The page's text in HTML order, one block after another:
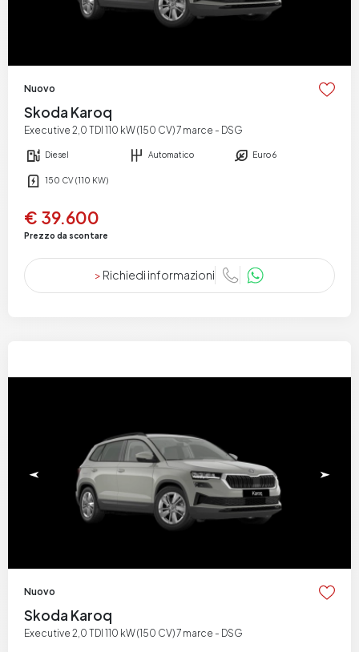
Nuovo
Skoda Karoq
Executive 2,0 TDI 110 kW (150 CV) 7 marce - DSG
Diesel Automatico Euro 6
150 CV (110 KW)
€ 39.600
Prezzo da scontare
> Richiedi informazioni
Nuovo
Skoda Karoq
Executive 2,0 TDI 110 kW (150 CV) 7 marce - DSG